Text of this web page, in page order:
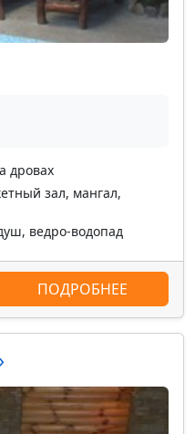
дровах
зал, мангал,
ведро-водопад
ПОДРОБНЕЕ